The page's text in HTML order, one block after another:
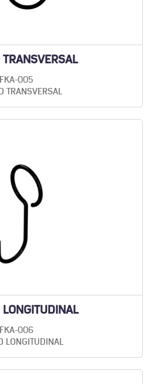
TRANSVERSAL
FKA-005
TRANSVERSAL
FKA-006
LONGITUDINAL